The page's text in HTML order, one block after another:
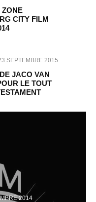
ZONE
CITY FILM
SEPTEMBRE 2015
JACO VAN
LE TOUT
2014